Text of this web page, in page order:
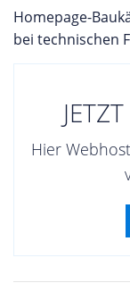
Homepage-
bei technischen
Hier